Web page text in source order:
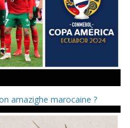
amazighe marocaine ?